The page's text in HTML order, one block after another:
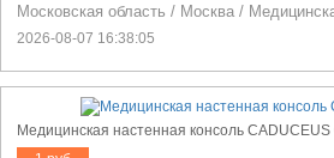
Московская область / Москва /
2026-08-07 16:38:05
Медицинская настенная консоль CADUCEUS